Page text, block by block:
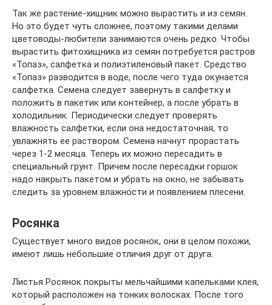
Так же растение-хищник можно вырастить и из семян.
Но это будет чуть сложнее, поэтому такими делами
цветоводы-любители занимаются очень редко. Чтобы
вырастить фитохищника из семян потребуется растров
«Топаз», салфетка и полиэтиленовый пакет. Средство
«Топаз» разводится в воде, после чего туда окунается
салфетка. Семена следует завернуть в салфетку и
положить в пакетик или контейнер, а после убрать в
холодильник. Периодически следует проверять
влажность салфетки, если она недостаточная, то
увлажнять ее раствором. Семена начнут прорастать
через 1-2 месяца. Теперь их можно пересадить в
специальный грунт. Причем после пересадки горшок
надо накрыть пакетом и убрать на окно, не забывать
следить за уровнем влажности и появлением плесени.
Росянка
Существует много видов росянок, они в целом похожи,
имеют лишь небольшие отличия друг от друга.
Листья Росянок покрыты мельчайшими капельками клея,
который расположен на тонких волосках. После того